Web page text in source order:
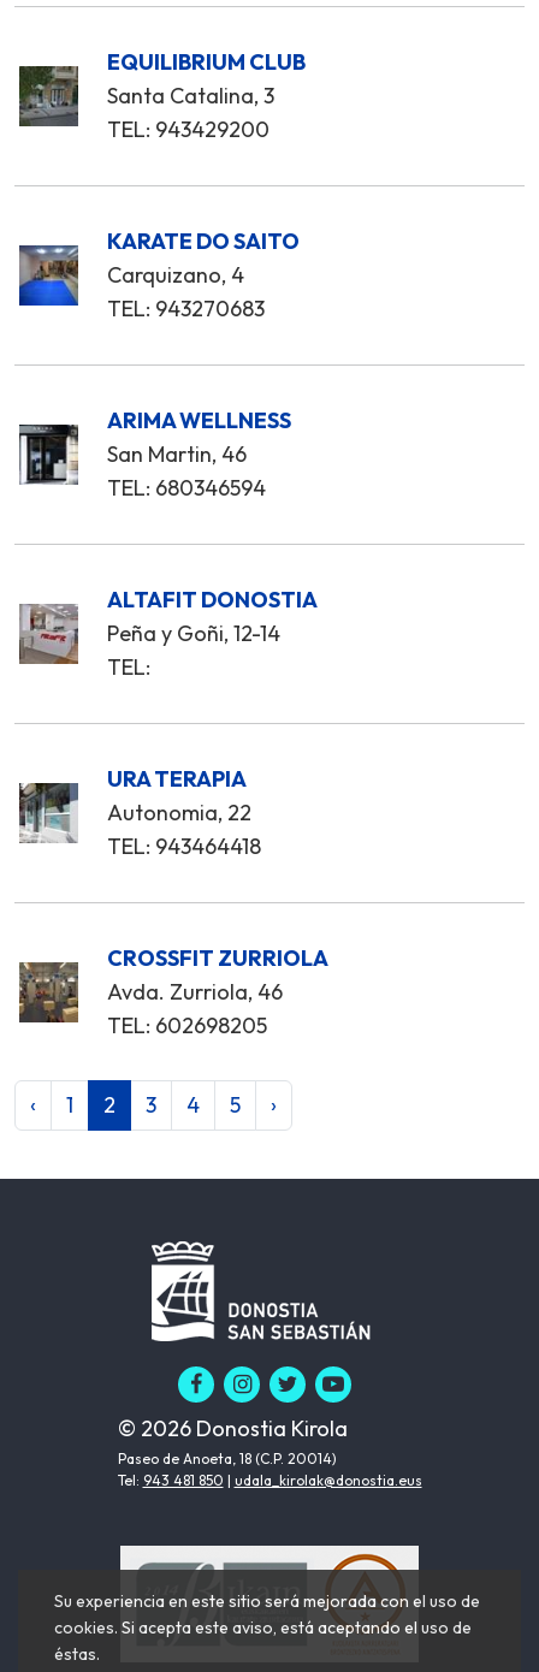
EQUILIBRIUM CLUB
Santa Catalina, 3
TEL: 943429200
KARATE DO SAITO
Carquizano, 4
TEL: 943270683
ARIMA WELLNESS
San Martin, 46
TEL: 680346594
ALTAFIT DONOSTIA
Peña y Goñi, 12-14
TEL:
URA TERAPIA
Autonomia, 22
TEL: 943464418
CROSSFIT ZURRIOLA
Avda. Zurriola, 46
TEL: 602698205
‹ 1 2 3 4 5 ›
© 2026 Donostia Kirola
Paseo de Anoeta, 18 (C.P. 20014)
Tel: 943 481 850 | udala_kirolak@donostia.eus
Su experiencia en este sitio será mejorada con el uso de
cookies. Si acepta este aviso, está aceptando el uso de
éstas.